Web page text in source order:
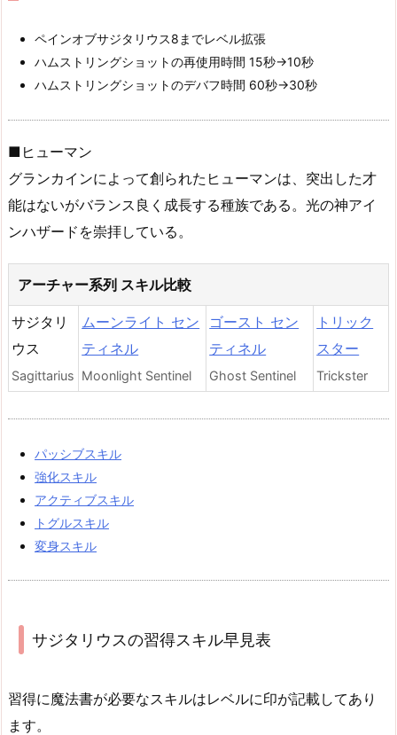
ペインオブサジタリウス8までレベル拡張
ハムストリングショットの再使用時間 15秒→10秒
ハムストリングショットのデバフ時間 60秒→30秒
■ヒューマン
グランカインによって創られたヒューマンは、突出した才
能はないがバランス良く成長する種族である。光の神アイ
ンハザードを崇拝している。
アーチャー系列 スキル比較
サジタリ
ウス
Sagittarius
ムーンライト セン
ティネル
Moonlight Sentinel
ゴースト セン
ティネル
Ghost Sentinel
トリック
スター
Trickster
パッシブスキル
強化スキル
アクティブスキル
トグルスキル
変身スキル
サジタリウスの習得スキル早見表
習得に魔法書が必要なスキルはレベルに印が記載してあり
ます。